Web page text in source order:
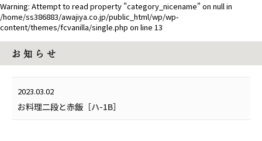
Warning: Attempt to read property "category_nicename" on null in
/home/ss386883/awajiya.co.jp/public_html/wp/wp-
content/themes/fcvanilla/single.php on line 13
お 知 ら せ
2023.03.02
お料理二段と赤飯［ハ-1B］